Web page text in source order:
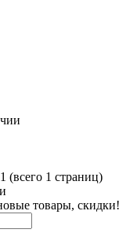
(всего 1 страниц)
товары, скидки!